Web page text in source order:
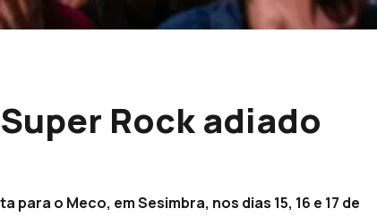
Rock adiado
para o Meco, em Sesimbra, nos dias 15, 16 e 17 de